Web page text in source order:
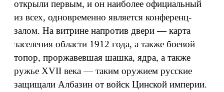
открыли первым, и он наиболее официальный
из всех, одновременно является конференц-
залом. На витрине напротив двери — карта
заселения области 1912 года, а также боевой
топор, проржавевшая шашка, ядра, а также
ружье XVII века — таким оружием русские
защищали Албазин от войск Цинской империи.